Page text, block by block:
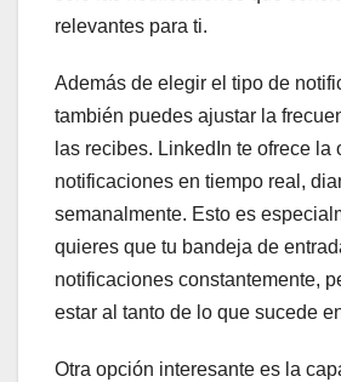
relevantes para ti.
Además de elegir el tipo de
también puedes ajustar la
las recibes. LinkedIn te ofrece la
notificaciones en tiempo real,
semanalmente. Esto es
quieres que tu bandeja de
notificaciones constantemente,
estar al tanto de lo que sucede
Otra opción interesante es la